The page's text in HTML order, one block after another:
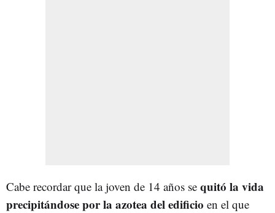
Cabe recordar que la joven de 14 años se quitó la vida
precipitándose por la azotea del edificio en el que